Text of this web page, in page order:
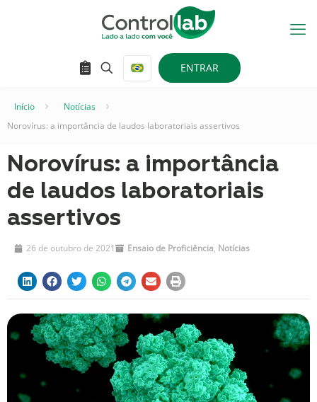
ENTRAR
Início Notícias
Norovírus: a importância de laudos laboratoriais assertivos
Norovírus: a importância
de laudos laboratoriais
assertivos
26 de outubro de 2021 Ensaio de Proficiência, Notícias